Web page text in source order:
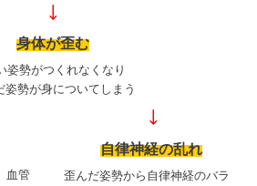
↓
身体が歪む
姿勢がつくれなくなり
姿勢が身についてしまう
↓
血管
自律神経の乱れ
歪んだ姿勢から自律神経のバラ